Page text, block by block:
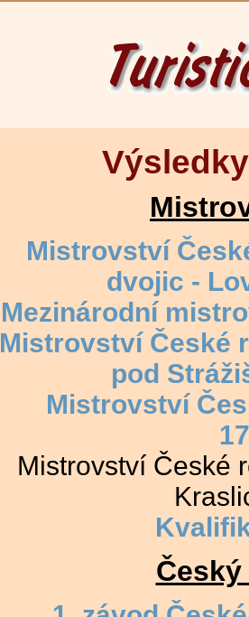
Mistrovství
dvojic -
Mezinárodní
Mistrovství České
pod
Mistrovství
Mistrovství České